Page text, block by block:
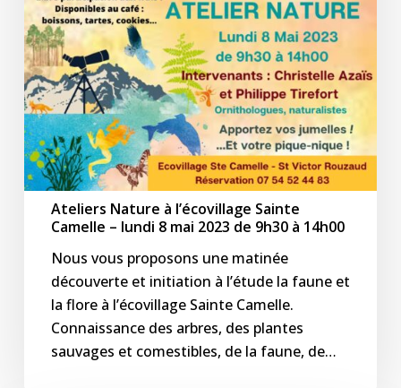
lundi
8
mai
2023
de
9h30
à
14h00
Ateliers Nature à l’écovillage Sainte
Camelle – lundi 8 mai 2023 de 9h30 à 14h00
Nous vous proposons une matinée
découverte et initiation à l’étude la faune et
la flore à l’écovillage Sainte Camelle.
Connaissance des arbres, des plantes
sauvages et comestibles, de la faune, de…